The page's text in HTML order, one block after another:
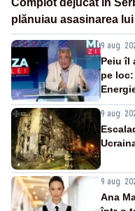
plănuiau asasinarea
9 aug.
Peiu îl
pe
9 aug.
9 aug.
Ana